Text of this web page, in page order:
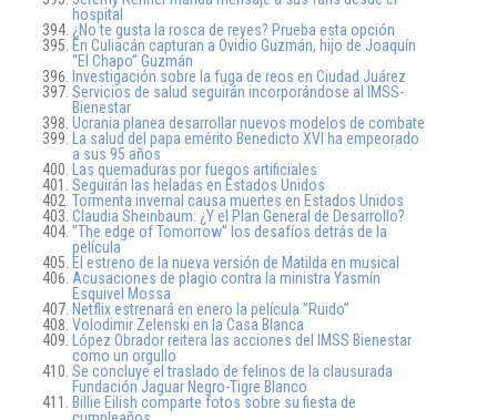
hospital
¿No te gusta la rosca de reyes? Prueba esta opción
En Culiacán capturan a Ovidio Guzmán, hijo de Joaquín
“El Chapo” Guzmán
Investigación sobre la fuga de reos en Ciudad Juárez
Servicios de salud seguirán incorporándose al IMSS-
Bienestar
Ucrania planea desarrollar nuevos modelos de combate
La salud del papa emérito Benedicto XVI ha empeorado
a sus 95 años
Las quemaduras por fuegos artificiales
Seguirán las heladas en Estados Unidos
Tormenta invernal causa muertes en Estados Unidos
Claudia Sheinbaum: ¿Y el Plan General de Desarrollo?
”The edge of Tomorrow” los desafíos detrás de la
película
El estreno de la nueva versión de Matilda en musical
Acusaciones de plagio contra la ministra Yasmín
Esquivel Mossa
Netflix estrenará en enero la película ”Ruido”
Volodimir Zelenski en la Casa Blanca
López Obrador reitera las acciones del IMSS Bienestar
como un orgullo
Se concluye el traslado de felinos de la clausurada
Fundación Jaguar Negro-Tigre Blanco
Billie Eilish comparte fotos sobre su fiesta de